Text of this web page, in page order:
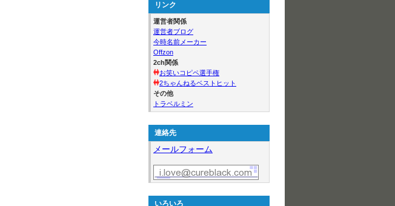
リンク
運営者関係
運営者ブログ
今時名前メーカー
Offzon
2ch関係
お笑いコピペ選手権
2ちゃんねるベストヒット
その他
トラベルミン
連絡先
メールフォーム
いろいろ